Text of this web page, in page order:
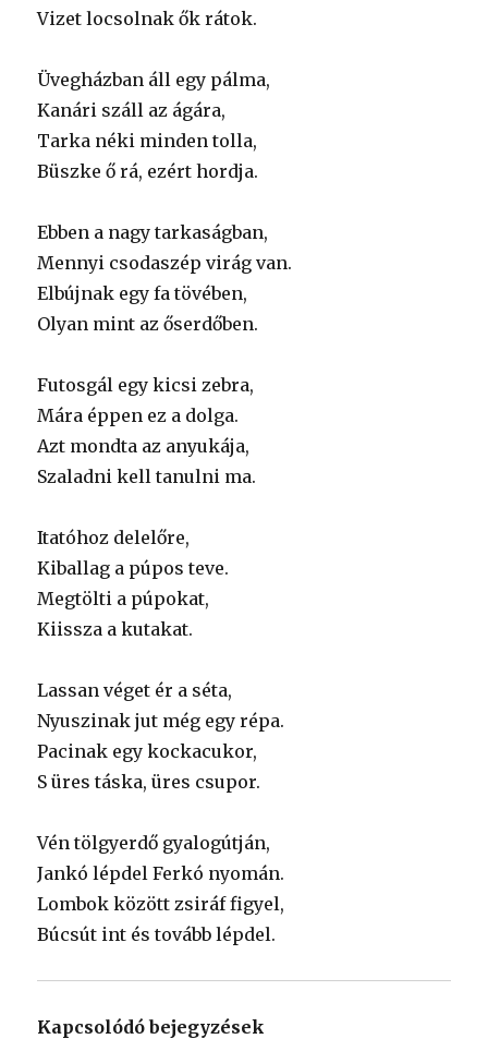
Vizet locsolnak ők rátok.
Üvegházban áll egy pálma,
Kanári száll az ágára,
Tarka néki minden tolla,
Büszke ő rá, ezért hordja.
Ebben a nagy tarkaságban,
Mennyi csodaszép virág van.
Elbújnak egy fa tövében,
Olyan mint az őserdőben.
Futosgál egy kicsi zebra,
Mára éppen ez a dolga.
Azt mondta az anyukája,
Szaladni kell tanulni ma.
Itatóhoz delelőre,
Kiballag a púpos teve.
Megtölti a púpokat,
Kiissza a kutakat.
Lassan véget ér a séta,
Nyuszinak jut még egy répa.
Pacinak egy kockacukor,
S üres táska, üres csupor.
Vén tölgyerdő gyalogútján,
Jankó lépdel Ferkó nyomán.
Lombok között zsiráf figyel,
Búcsút int és tovább lépdel.
Kapcsolódó bejegyzések